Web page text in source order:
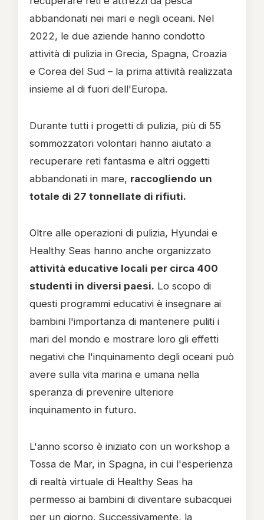
abbandonati nei mari e negli oceani. Nel
2022, le due aziende hanno condotto
attività di pulizia in Grecia, Spagna, Croazia
e Corea del Sud – la prima attività realizzata
insieme al di fuori dell'Europa.
Durante tutti i progetti di pulizia, più di 55
sommozzatori volontari hanno aiutato a
recuperare reti fantasma e altri oggetti
abbandonati in mare, raccogliendo un
totale di 27 tonnellate di rifiuti.
Oltre alle operazioni di pulizia, Hyundai e
Healthy Seas hanno anche organizzato
attività educative locali per circa 400
studenti in diversi paesi. Lo scopo di
questi programmi educativi è insegnare ai
bambini l'importanza di mantenere puliti i
mari del mondo e mostrare loro gli effetti
negativi che l'inquinamento degli oceani può
avere sulla vita marina e umana nella
speranza di prevenire ulteriore
inquinamento in futuro.
L'anno scorso è iniziato con un workshop a
Tossa de Mar, in Spagna, in cui l'esperienza
di realtà virtuale di Healthy Seas ha
permesso ai bambini di diventare subacquei
per un giorno. Successivamente, la